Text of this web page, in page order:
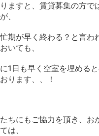
ますと、賃貸募集の方で
、
期が早く終わる？と言わ
いても、
1日も早く空室を埋める
ります、、！
ちにもご協力を頂き、お
は、